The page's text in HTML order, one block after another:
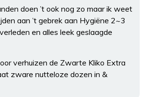
doen ’t ook nog zo maar ik weet
aan ’t gebrek aan Hygiëne 2~3
en alles leek geslaagde
verhuizen de Zwarte Kliko Extra
zware nutteloze dozen in &